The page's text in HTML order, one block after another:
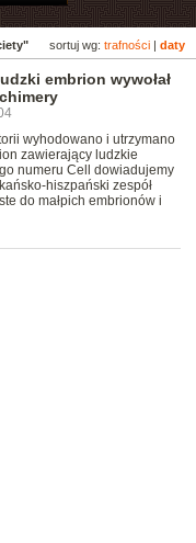
sortuj wg: trafności daty
embrion wywołał
wyhodowano i utrzymano
zawierający ludzkie
numeru Cell dowiadujemy
hiszpański zespół
do małpich embrionów i